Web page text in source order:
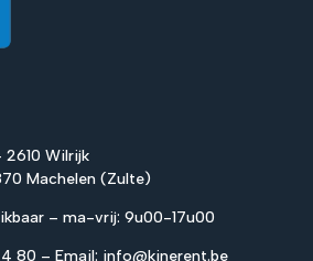
2610 Wilrijk
Machelen (Zulte)
– ma-vrij: 9u00-17u00
80 – Email: info@kinerent.be